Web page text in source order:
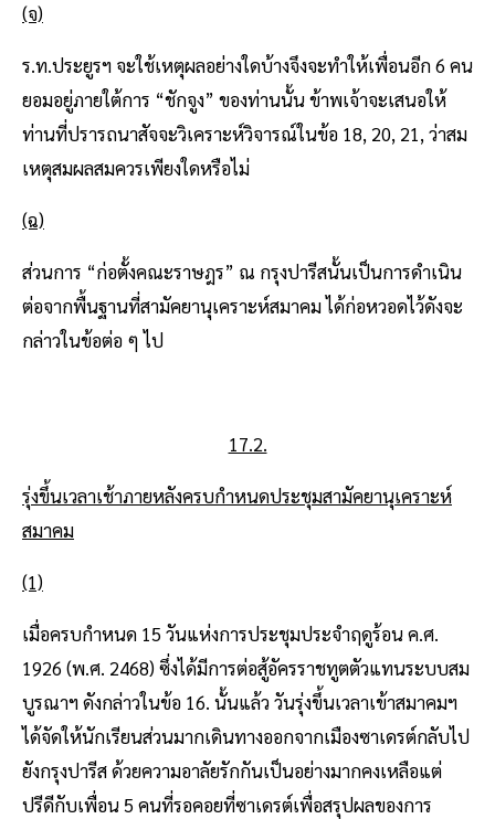
(จ)
ร.ท.ประยูรฯ จะใช้เหตุผลอย่างใดบ้างจึงจะทําให้เพื่อนอีก 6 คน
ยอมอยู่ภายใต้การ “ชักจูง” ของท่านนั้น ข้าพเจ้าจะเสนอให้
ท่านที่ปรารถนาสัจจะวิเคราะห์วิจารณ์ในข้อ 18, 20, 21, ว่าสม
เหตุสมผลสมควรเพียงใดหรือไม่
(ฉ)
ส่วนการ “ก่อตั้งคณะราษฎร” ณ กรุงปารีสนั้นเป็นการดําเนิน
ต่อจากพื้นฐานที่สามัคยานุเคราะห์สมาคม ได้ก่อหวอดไว้ดังจะ
กล่าวในข้อต่อ ๆ ไป
17.2.
รุ่งขึ้นเวลาเช้าภายหลังครบกำหนดประชุมสามัคยานุเคราะห์
สมาคม
(1)
เมื่อครบกําหนด 15 วันแห่งการประชุมประจําฤดูร้อน ค.ศ.
1926 (พ.ศ. 2468) ซึ่งได้มีการต่อสู้อัครราชทูตตัวแทนระบบสม
บูรณาฯ ดังกล่าวในข้อ 16. นั้นแล้ว วันรุ่งขึ้นเวลาเข้าสมาคมฯ
ได้จัดให้นักเรียนส่วนมากเดินทางออกจากเมืองซาเดรต์กลับไป
ยังกรุงปารีส ด้วยความอาลัยรักกันเป็นอย่างมากคงเหลือแต่
ปรีดีกับเพื่อน 5 คนที่รอคอยที่ซาเดรต์เพื่อสรุปผลของการ